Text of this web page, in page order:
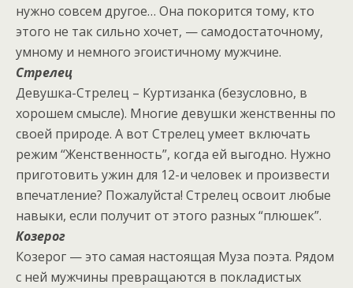
нужно совсем другое… Она покорится тому, кто
этого не так сильно хочет, — самодостаточному,
умному и немного эгоистичному мужчине.
Стрелец
Девушка-Стрелец – Куртизанка (безусловно, в
хорошем смысле). Многие девушки женственны по
своей природе. А вот Стрелец умеет включать
режим “Женственность”, когда ей выгодно. Нужно
приготовить ужин для 12-и человек и произвести
впечатление? Пожалуйста! Стрелец освоит любые
навыки, если получит от этого разных “плюшек”.
Козерог
Козерог — это самая настоящая Муза поэта. Рядом
с ней мужчины превращаются в покладистых